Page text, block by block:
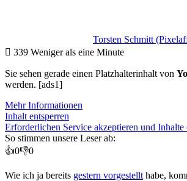
Torsten Schmitt
339 Weniger als eine Minute
Sie sehen gerade einen Platzhalterinhalt von
werden. [ads1]
Mehr Informationen
Inhalt entsperren
Erforderlichen Service akzeptieren und Inhalte
So stimmen unsere Leser ab:
👍0👎0
Wie ich ja bereits gestern vorgestellt habe,